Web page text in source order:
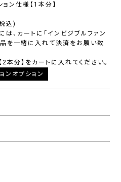
ン仕様【1本分】
込)
、カートに「インビジブルファン
品を一緒に入れて決済をお願い致
分】をカートに入れてください。
ンオプション